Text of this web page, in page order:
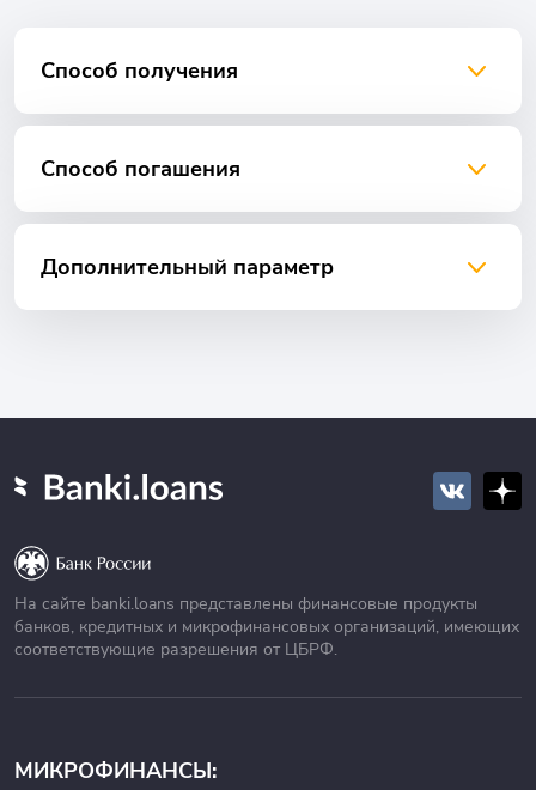
Способ получения
Способ погашения
Дополнительный параметр
На сайте banki.loans представлены финансовые продукты
банков, кредитных и микрофинансовых организаций, имеющих
соответствующие разрешения от ЦБРФ.
МИКРОФИНАНСЫ: